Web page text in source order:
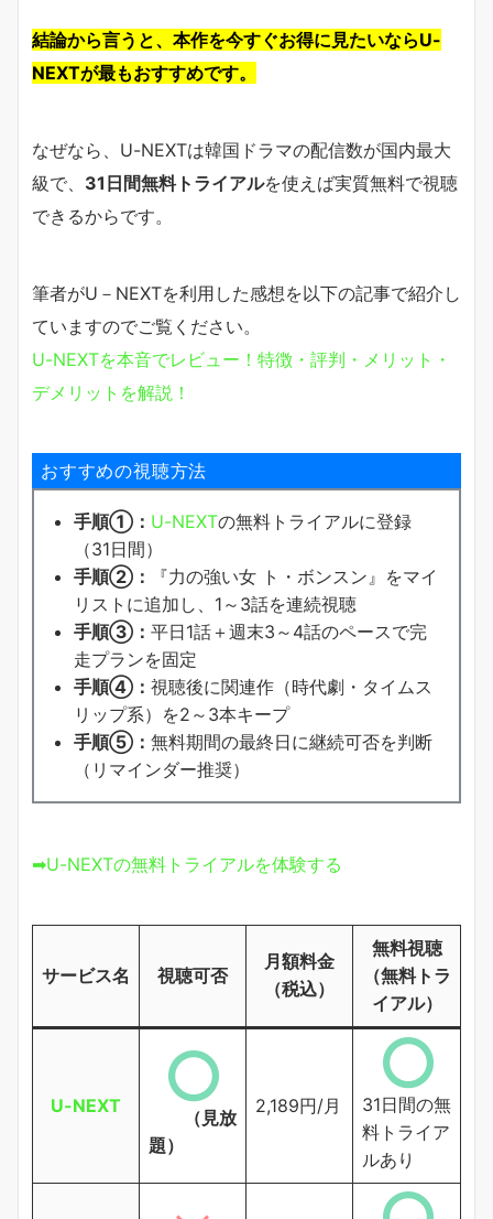
結論から言うと、本作を今すぐお得に見たいならU-
NEXTが最もおすすめです。
なぜなら、U-NEXTは韓国ドラマの配信数が国内最大
級で、 31日間無料トライアルを使えば実質無料で視聴
できるからです。
筆者がU－NEXTを利用した感想を以下の記事で紹介し
ていますのでご覧ください。
U-NEXTを本音でレビュー！特徴・評判・メリット・
デメリットを解説！
おすすめの視聴方法
手順①： U-NEXTの無料トライアルに登録
（31日間）
手順②：
『力の強い女 ト・ボンスン』をマイ
リストに追加し、1～3話を連続視聴
手順③： 平日1話＋週末3～4話のペースで完
走プランを固定
手順④： 視聴後に関連作（時代劇・タイムス
リップ系）を2～3本キープ
手順⑤： 無料期間の最終日に継続可否を判断
（リマインダー推奨）
➡U-NEXTの無料トライアルを体験する
サービス名 視聴可否
月額料金
（税込）
無料視聴
（無料トラ
イアル）
U-NEXT
（見放
題）
2,189円/月
31日間の無
料トライア
ルあり